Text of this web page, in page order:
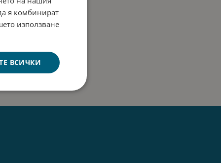
я комбинират
използване
ВСИЧКИ